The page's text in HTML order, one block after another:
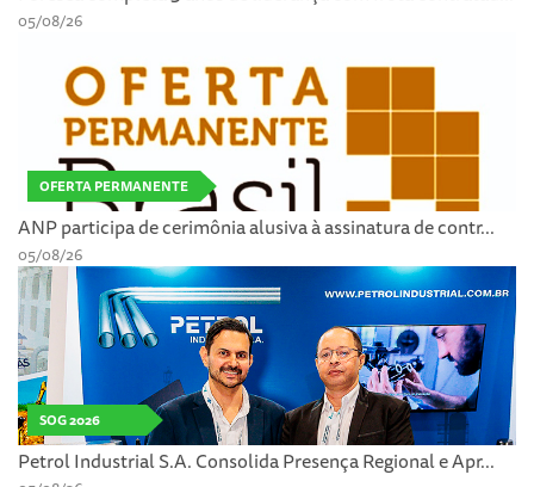
05/08/26
OFERTA PERMANENTE
ANP participa de cerimônia alusiva à assinatura de contr...
05/08/26
SOG 2026
Petrol Industrial S.A. Consolida Presença Regional e Apr...